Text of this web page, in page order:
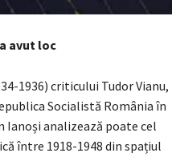
avut loc
1936) criticului Tudor Vianu,
Socialistă România în
analizează poate cel
între 1918-1948 din spațiul